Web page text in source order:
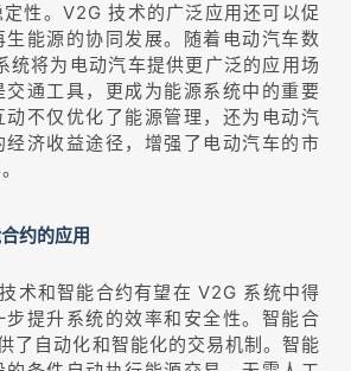
性。V2G 技术的广泛应用还可以促
能源的协同发展。随着电动汽车数
统将为电动汽车提供更广泛的应用场
通工具，更成为能源系统中的重要
不仅优化了能源管理，还为电动汽
经济收益途径，增强了电动汽车的市
约的应用
术和智能合约有望在 V2G 系统中得
步提升系统的效率和安全性。智能合
了自动化和智能化的交易机制。智能